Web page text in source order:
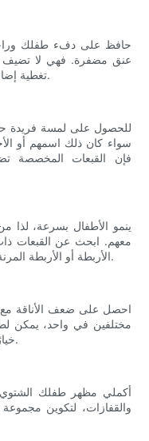
حافظ على دفء طفلك
عنق مضفرة. فهي لا
تغطية إضافية للأذنين وملاءمة آمنة للأطفال النشطين.
للحصول على لمسة فريدة
سواء كان ذلك اسمهم أو
فإن القبعات المخصصة
ينمو الأطفال بسرعة، لذا
معهم. ابحث عن القبعات
الأربطة أو الأربطة المرنة، لضمان ملاءمة مثالية طوال فصل الشتاء.
احصل على ضعف الأناقة مع
مختلفين في واحد، يمكن
خيارًا متعدد الاستخدامات وعمليًا لفصل الشتاء.
أكملي مظهر طفلك الشتوي
والقفازات، لتكوين